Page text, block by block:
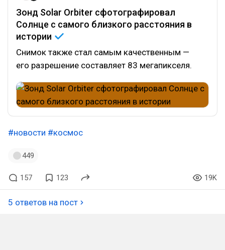
Зонд Solar Orbiter сфотографировал
Солнце с самого близкого расстояния в
истории
Снимок также стал самым качественным —
его разрешение составляет 83 мегапикселя.
#новости #космос
449
157 123 19K
5 ответов на пост